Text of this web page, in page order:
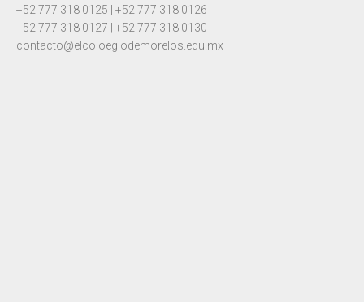
+52 777 318 0125 | +52 777 318 0126
+52 777 318 0127 | +52 777 318 0130
contacto@elcoloegiodemorelos.edu.mx